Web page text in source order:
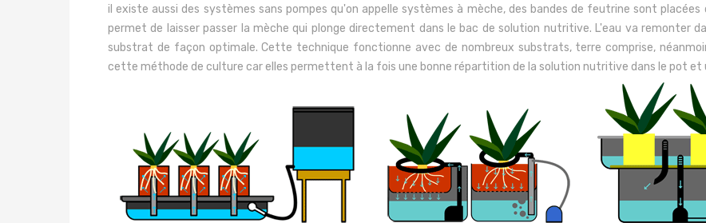
il existe aussi des systèmes sans pompes qu'on appelle systèmes à mèche, des bandes de feutrine sont placées
permet de laisser passer la mèche qui plonge directement dans le bac de solution nutritive. L'eau va remonter
substrat de façon optimale. Cette technique fonctionne avec de nombreux substrats, terre comprise,
cette méthode de culture car elles permettent à la fois une bonne répartition de la solution nutritive dans le pot et